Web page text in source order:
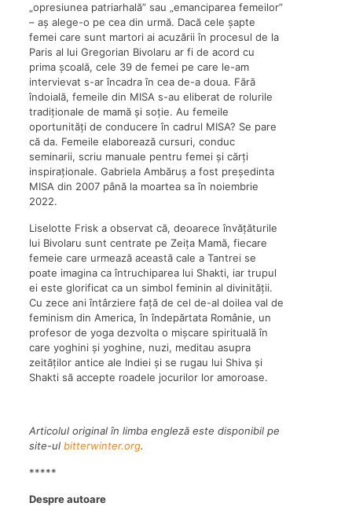
„opresiunea patriarhală” sau „emanciparea femeilor”
– aș alege-o pe cea din urmă. Dacă cele șapte
femei care sunt martori ai acuzării în procesul de la
Paris al lui Gregorian Bivolaru ar fi de acord cu
prima școală, cele 39 de femei pe care le-am
intervievat s-ar încadra în cea de-a doua. Fără
îndoială, femeile din MISA s-au eliberat de rolurile
tradiționale de mamă și soție. Au femeile
oportunități de conducere în cadrul MISA? Se pare
că da. Femeile elaborează cursuri, conduc
seminarii, scriu manuale pentru femei și cărți
inspiraționale. Gabriela Ambăruș a fost președinta
MISA din 2007 până la moartea sa în noiembrie
2022.
Liselotte Frisk a observat că, deoarece învățăturile
lui Bivolaru sunt centrate pe Zeița Mamă, fiecare
femeie care urmează această cale a Tantrei se
poate imagina ca întruchiparea lui Shakti, iar trupul
ei este glorificat ca un simbol feminin al divinității.
Cu zece ani întârziere față de cel de-al doilea val de
feminism din America, în îndepărtata Românie, un
profesor de yoga dezvolta o mișcare spirituală în
care yoghini și yoghine, nuzi, meditau asupra
zeităților antice ale Indiei și se rugau lui Shiva și
Shakti să accepte roadele jocurilor lor amoroase.
Articolul original în limba engleză este disponibil pe
site-ul bitterwinter.org.
*****
Despre autoare